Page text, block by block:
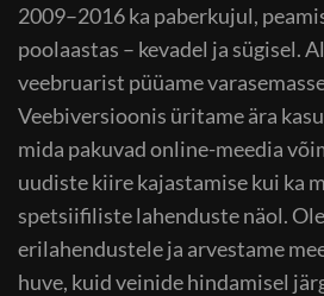
2009–2016 ka paberkujul,
poolaastas – kevadel ja sügisel.
veebruarist püüame
Veebiversioonis üritame ära
mida pakuvad online-meedia
uudiste kiire kajastamise kui ka
spetsiifiliste lahenduste näol.
erilahendustele ja arvestame
huve, kuid veinide hindamisel